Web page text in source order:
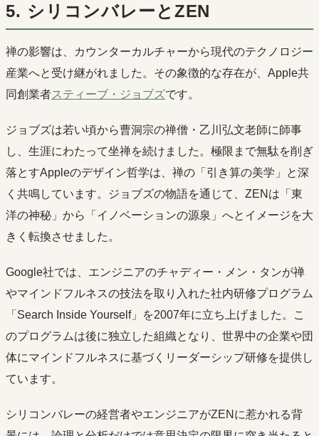
5. シリコンバレーとZEN
禅の影響は、カウンターカルチャーから現代のテクノロジー
産業へと受け継がれました。その象徴的な存在が、Apple共
同創業者スティーブ・ジョブズです。
ジョブズは若い頃から曹洞宗の禅僧・乙川弘文老師に師事
し、生涯にわたって坐禅を続けました。極限まで無駄を削ぎ
落とすAppleのデザイン哲学は、禅の「引き算の美学」と深
く共鳴しています。ジョブズの物語を通じて、ZENは「東
洋の神秘」から「イノベーションの源泉」へとイメージを大
きく転換させました。
Google社では、エンジニアのチャディー・メン・タンが禅
やマインドフルネスの技法を取り入れた社内研修プログラム
「Search Inside Yourself」を2007年に立ち上げました。こ
のプログラムは後に独立した組織となり、世界中の企業や団
体にマインドフルネスに基づくリーダーシップ研修を提供し
ています。
シリコンバレーの経営者やエンジニアがZENに惹かれる背